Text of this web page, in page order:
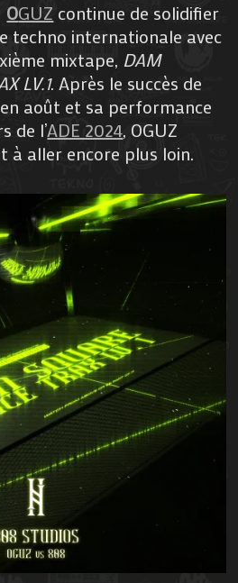
OGUZ continue de solidifier
techno internationale avec
mixtape, DAM
LV.1. Après le succès de
août et sa performance
de l’ADE 2024, OGUZ
à aller encore plus loin.